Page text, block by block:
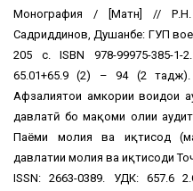
Монография / [Матн] //
Садриддинов, Душанбе: ГУП
205 с. ISBN 978-99975-385-
65.01+65.9 (2) – 94 (2 тадж).
Афзалиятҳои ҳамкории
давлатӣ бо мақоми олии
Паёми молия ва иқтисод
давлатии молия ва иқтисоди
ISSN: 2663-0389. УДК: 657.6